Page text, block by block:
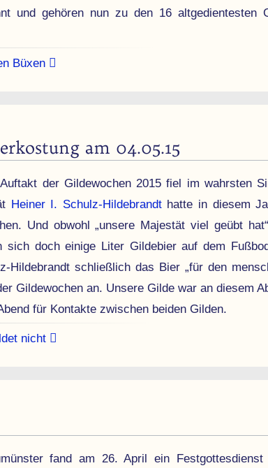
und gehören nun zu den 16 alt­gedientes­ten
Büxen
am 04.05.15
der Gil­de­wochen 2015 fiel im wahr­sten
Heiner I. Schulz-Hildebrandthatte in diesem
Und obwohl „unsere Majestät viel geübt
sich doch einige Liter Gildebier auf dem
Hildebrandt schließ­lich das Bier „für den
Gilde­wochen an. Unsere Gilde war an diesem
für Kontakte zwischen beiden Gilden.
nicht
fand am 26. April ein